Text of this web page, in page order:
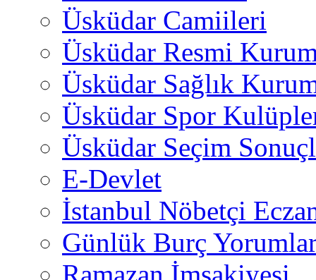
Üsküdar Camiileri
Üsküdar Resmi
Üsküdar Sağlık
Üsküdar Spor
Üsküdar Seçim
E-Devlet
İstanbul Nöbetçi
Günlük Burç